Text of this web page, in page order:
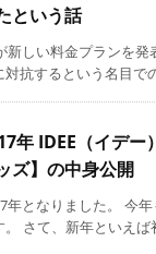
という話
新しい料金プランを発
対抗するという名目で
年 IDEE（イデー
ズ】の中身公開
年となりました。 今
。 さて、新年といえば